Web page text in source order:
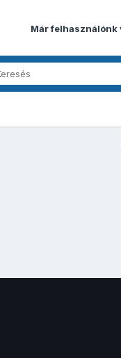
Már felhasználónk